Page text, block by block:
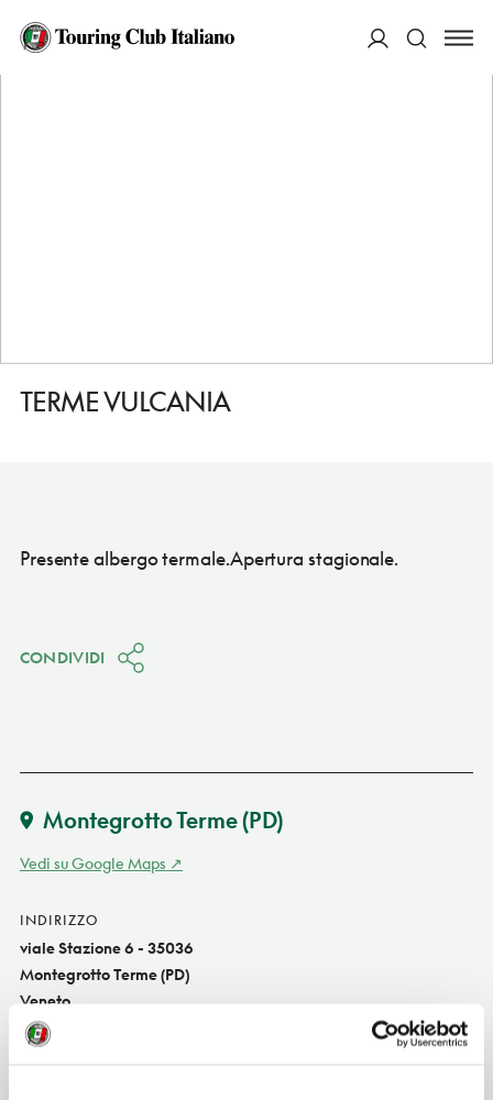
HOME
TERME VULCANIA
Presente albergo termale.Apertura stagionale.
CONDIVIDI
Montegrotto Terme(PD)
Vedi su Google Maps
INDIRIZZO
viale Stazione 6 - 35036
Montegrotto Terme (PD)
Veneto
INDIRIZZO EMAIL